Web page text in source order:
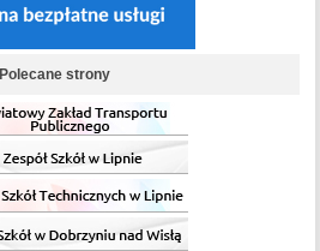
Polecane strony